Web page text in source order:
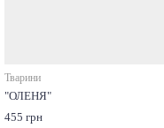
Тварини
"ОЛЕНЯ"
455 грн